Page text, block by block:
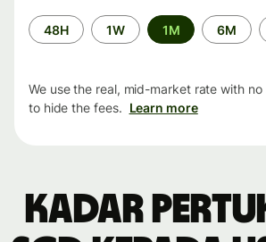
Time
period
48H 1W 1M 6M
We use the real, mid-market rate with
to hide the fees. Learn more
Kadar